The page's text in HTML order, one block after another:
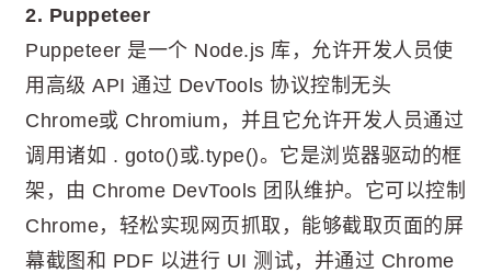
2. Puppeteer
Puppeteer 是一个 Node.js 库，允许开发人员使
用高级 API 通过 DevTools 协议控制无头
Chrome或 Chromium，并且它允许开发人员通过
调用诸如 . goto()或.type()。它是浏览器驱动的框
架，由 Chrome DevTools 团队维护。它可以控制
Chrome，轻松实现网页抓取，能够截取页面的屏
幕截图和 PDF 以进行 UI 测试，并通过 Chrome